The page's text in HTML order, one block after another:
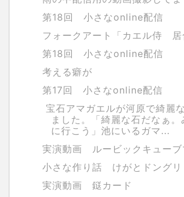
第18回 小さなonline配信
フォークアート「カエル侍
第18回 小さなonline配信
考える癖が
第17回 小さなonline配信
宝石アマガエルが河原で綺麗
ました。「綺麗な石だなぁ
に行こう」池にいるガマ...
実演動画 ルービックキューブ
小さな作り話 けがとドングリ
実演動画 鎹カード